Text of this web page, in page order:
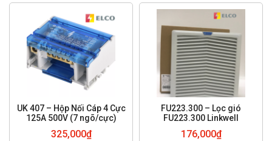
UK 407 – Hộp Nối Cáp 4 Cực
125A 500V (7 ngõ/cực)
325,000₫
FU223.300 – Lọc gió
FU223.300 Linkwell
176,000₫